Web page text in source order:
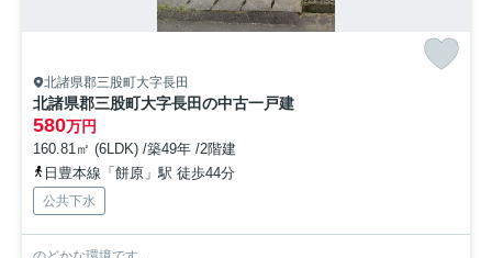
北諸県郡三股町大字長田
北諸県郡三股町大字長田の中古一戸建
580万円
160.81㎡ (6LDK) /築49年 /2階建
日豊本線「餅原」駅 徒歩44分
公共下水